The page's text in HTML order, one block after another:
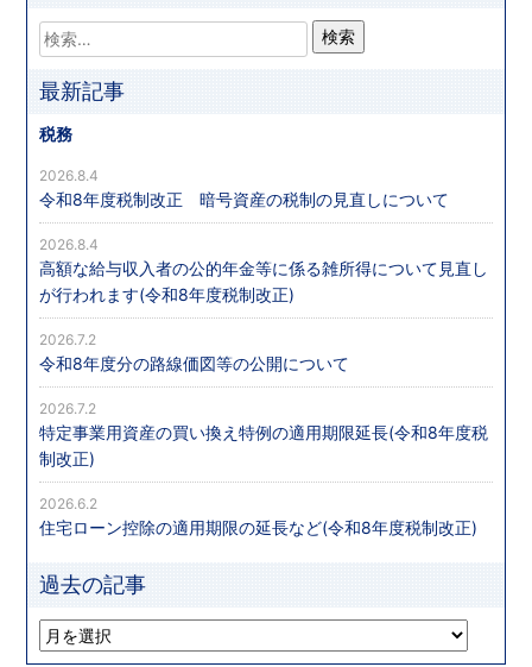
最新記事
税務
令和8年度税制改正 暗号資産の税制の見直しについて
2026.8.4
高額な給与収入者の公的年金等に係る雑所得について見直し
が行われます(令和8年度税制改正)
2026.8.4
令和8年度分の路線価図等の公開について
2026.7.2
特定事業用資産の買い換え特例の適用期限延長(令和8年度税
制改正)
2026.7.2
住宅ローン控除の適用期限の延長など(令和8年度税制改正)
2026.6.2
過去の記事